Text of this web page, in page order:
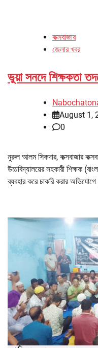
কক্সবাজার
জেলার খবর
ভুয়া সনদে শিক্ষকতা
August 1,
0
নুরুল আলম সিকদার, কক্সবাজার
উচ্চবিদ্যালয়ের সহকারী শিক্ষক
ব্যবহার করে চাকরি করার